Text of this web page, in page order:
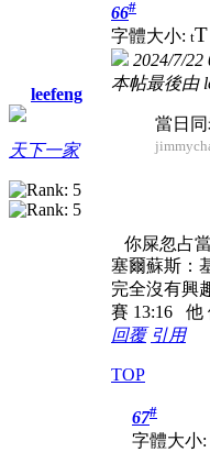
leefeng
天下一家
66#
字體大小: tT
2024/7/22
本帖最後由
當日
你屎忽占
塞爾蘇斯：
完全沒有興
賽 13:16 他
回覆 引用
TOP
67#
字體大小: